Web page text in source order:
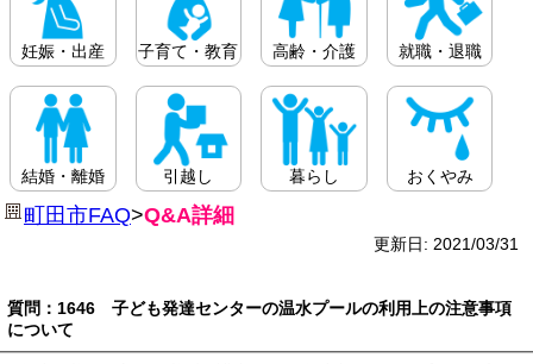
妊娠・出産 子育て・教育 高齢・介護 就職・退職
結婚・離婚 引越し 暮らし おくやみ
町田市FAQ>Q&A詳細
更新日: 2021/03/31
質問：1646 子ども発達センターの温水プールの利用上の注意事項
について